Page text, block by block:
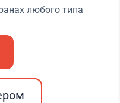
любого типа